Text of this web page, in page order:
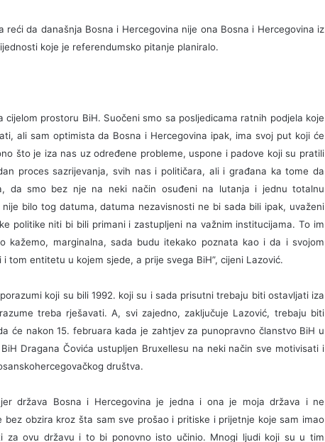
da današnja Bosna i Hercegovina nije ona Bosna i Hercegovina iz
koje je referendumsko pitanje planiralo.
prostoru BiH. Suočeni smo sa posljedicama ratnih podjela koje
ali sam optimista da Bosna i Hercegovina ipak, ima svoj put koji će
što je iza nas uz određene probleme, uspone i padove koji su pratili
proces sazrijevanja, svih nas i političara, ali i građana ka tome da
da smo bez nje na neki način osuđeni na lutanja i jednu totalnu
bilo tog datuma, datuma nezavisnosti ne bi sada bili ipak, uvaženi
politike niti bi bili primani i zastupljeni na važnim institucijama. To im
kažemo, marginalna, sada budu itekako poznata kao i da i svojom
tom entitetu u kojem sjede, a prije svega BiH”, cijeni Lazović.
koji su bili 1992. koji su i sada prisutni trebaju biti ostavljati iza
treba rješavati. A, svi zajedno, zaključuje Lazović, trebaju biti
će nakon 15. februara kada je zahtjev za punopravno članstvo BiH u
Dragana Čovića ustupljen Bruxellesu na neki način sve motivisati i
društva.
država Bosna i Hercegovina je jedna i ona je moja država i ne
obzira kroz šta sam sve prošao i pritiske i prijetnje koje sam imao
za ovu državu i to bi ponovno isto učinio. Mnogi ljudi koji su u tim